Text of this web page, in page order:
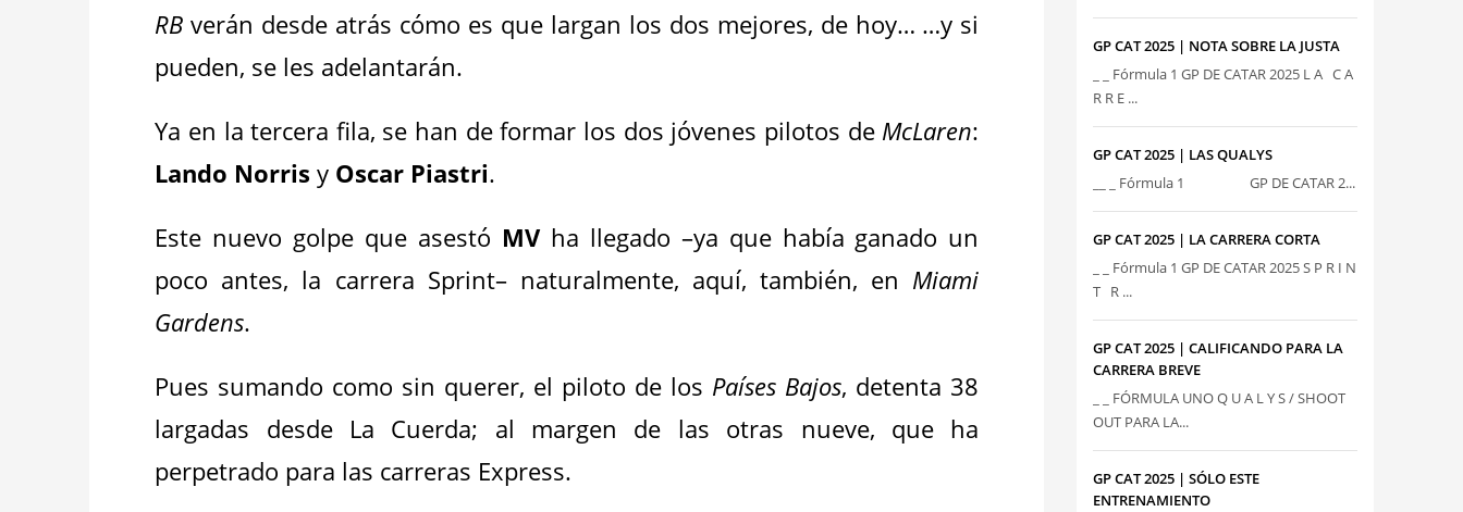
RB verán desde atrás cómo es que largan los dos mejores, de hoy… …y si
pueden, se les adelantarán.
Ya en la tercera fila, se han de formar los dos jóvenes pilotos de McLaren:
Lando Norris y Oscar Piastri.
Este nuevo golpe que asestó MVha llegado –ya que había ganado un
poco antes, la carrera Sprint– naturalmente, aquí, también, en Miami
Gardens.
Pues sumando como sin querer, el piloto de los Países Bajos, detenta 38
largadas desde La Cuerda; al margen de las otras nueve, que ha
perpetrado para las carreras Express.
GP CAT 2025 | NOTA SOBRE LA JUSTA
_ _ Fórmula 1 GP DE CATAR 2025 L A C A
R R E ...
GP CAT 2025 | LAS QUALYS
__ _ Fórmula 1 GP DE CATAR 2...
GP CAT 2025 | LA CARRERA CORTA
_ _ Fórmula 1 GP DE CATAR 2025 S P R I N
T R ...
GP CAT 2025 | CALIFICANDO PARA LA
CARRERA BREVE
_ _ FÓRMULA UNO Q U A L Y S / SHOOT
OUT PARA LA...
GP CAT 2025 | SÓLO ESTE
ENTRENAMIENTO